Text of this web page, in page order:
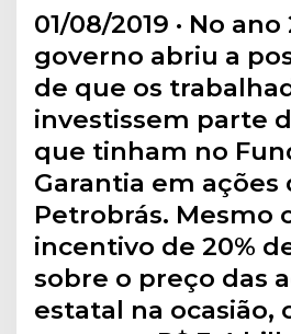
01/08/2019 · No
governo abriu a
de que os
investissem parte
que tinham no
Garantia em ações
Petrobrás. Mesmo
incentivo de 20%
sobre o preço das
estatal na ocasião,